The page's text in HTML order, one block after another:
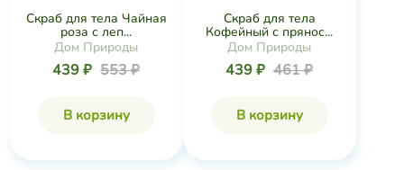
Скраб для тела Чайная
роза с леп...
Дом Природы
439 ₽ 553 ₽
В корзину
Скраб для тела
Кофейный с прянос...
Дом Природы
439 ₽ 461 ₽
В корзину